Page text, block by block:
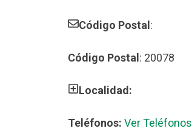
Código Postal :
Código Postal : 20078
Localidad:
Teléfonos: Ver Teléfonos